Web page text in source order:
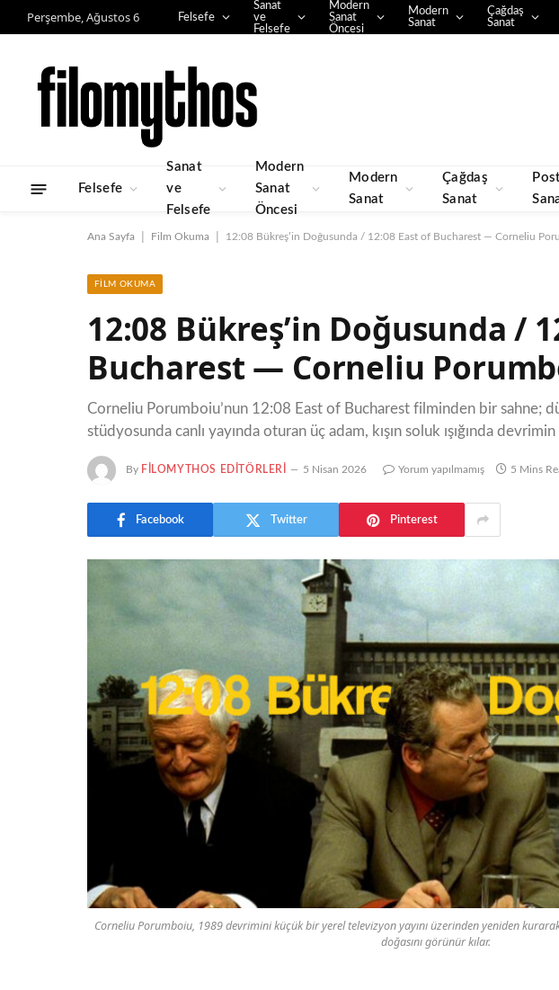
Perşembe, Ağustos 6 Felsefe
Sanat
ve
Felsefe
Modern
Sanat
Öncesi
Modern
Sanat
Çağdaş
Sanat
Felsefe
Sanat
ve
Felsefe
Modern
Sanat
Öncesi
Modern
Sanat
Çağdaş
Sanat
Ana Sayfa Film Okuma 12:08 Bükreş’in Doğusunda / 12:08 East of Bucharest — Corneliu
FILM OKUMA
12:08 Bükreş’in Doğusunda /
Bucharest — Corneliu
Corneliu Porumboiu’nun 12:08 East of Bucharest filminden bir sahne;
stüdyosunda canlı yayında oturan üç adam, kışın soluk ışığında devrimin
By FILOMYTHOS EDITÖRLERI 5 Nisan 2026 Yorum yapılmamış 5 Mins
Facebook Twitter Pinterest
Corneliu Porumboiu, 1989 devrimini küçük bir yerel televizyon yayını üzerinden yeniden
doğasını görünür kılar.